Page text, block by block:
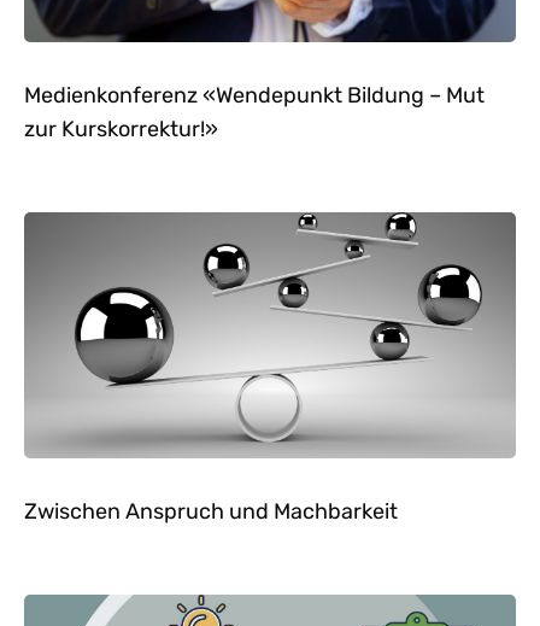
Medienkonferenz «Wendepunkt Bildung – Mut
zur Kurskorrektur!»
Zwischen Anspruch und Machbarkeit